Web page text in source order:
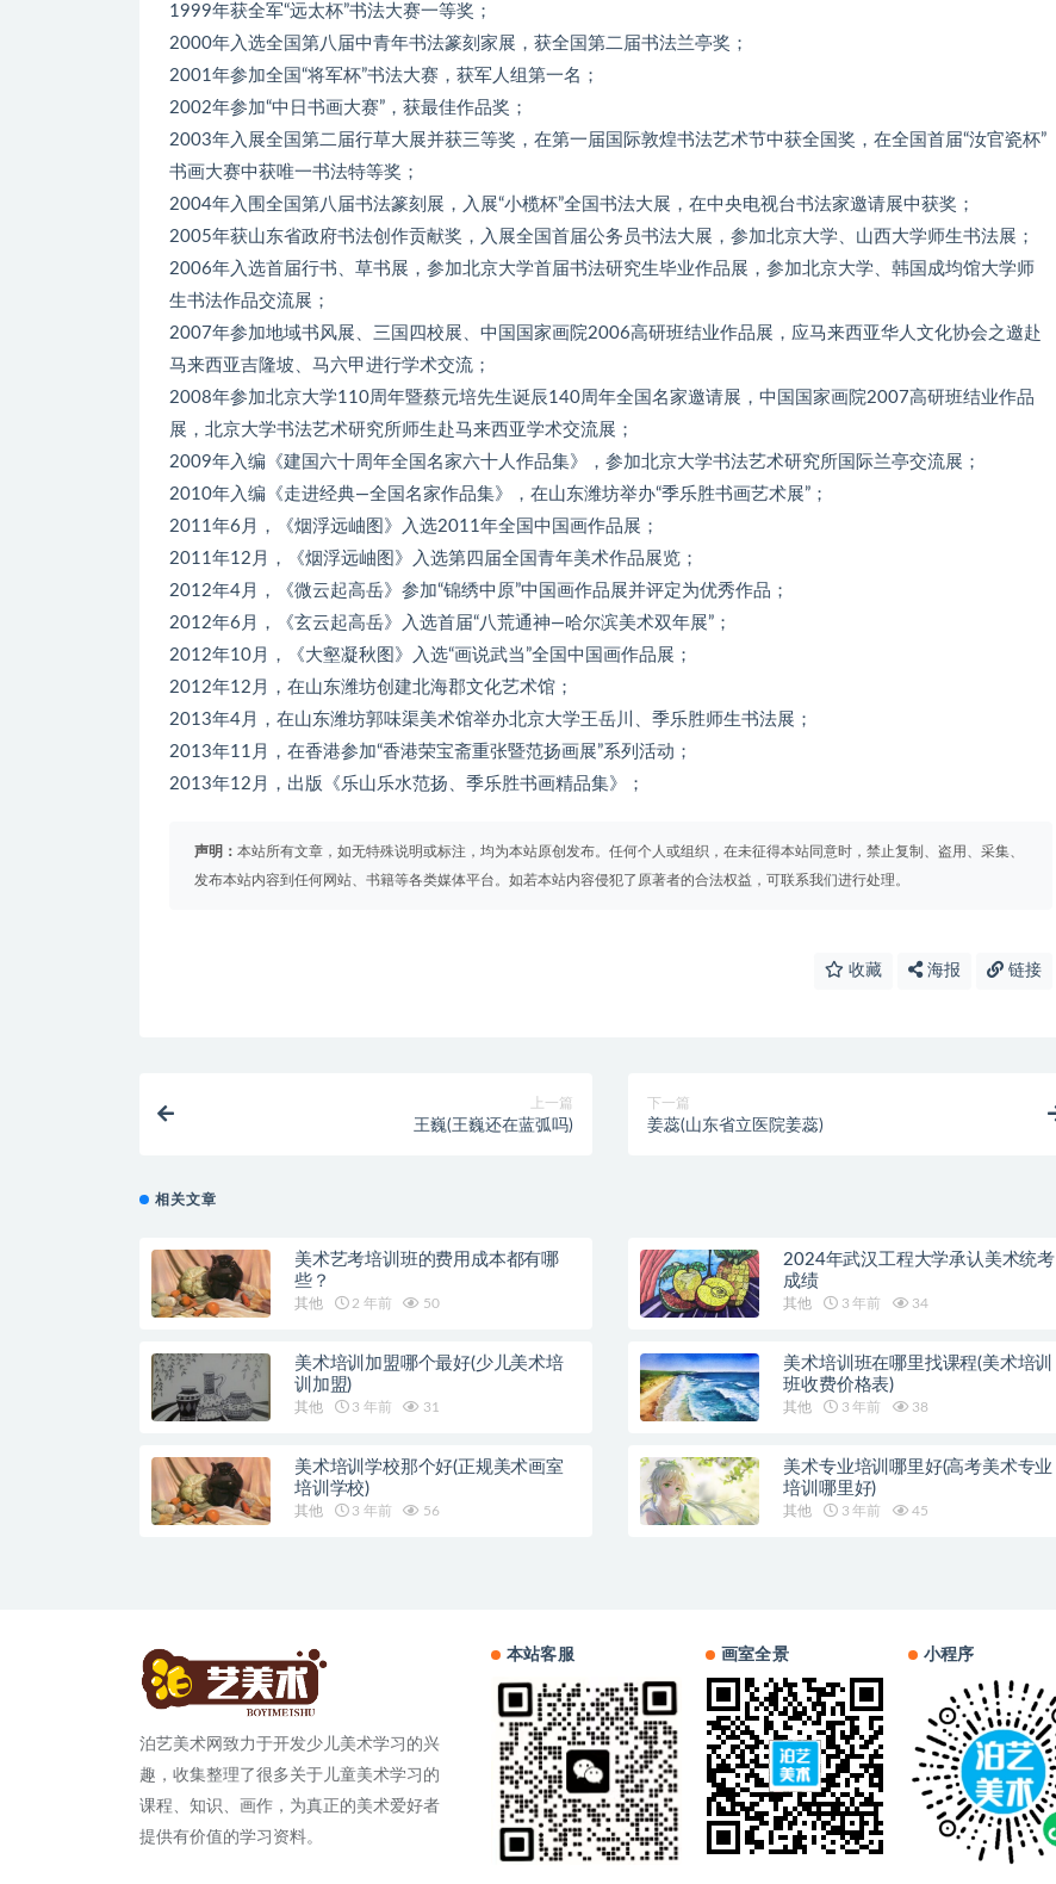
1999年获全军“远太杯”书法大赛一等奖；
2000年入选全国第八届中青年书法篆刻家展，获全国第二届书法兰亭奖；
2001年参加全国“将军杯”书法大赛，获军人组第一名；
2002年参加“中日书画大赛”，获最佳作品奖；
2003年入展全国第二届行草大展并获三等奖，在第一届国际敦煌书法艺术节中获全国奖，在全国首届“汝官瓷杯”
书画大赛中获唯一书法特等奖；
2004年入围全国第八届书法篆刻展，入展“小榄杯”全国书法大展，在中央电视台书法家邀请展中获奖；
2005年获山东省政府书法创作贡献奖，入展全国首届公务员书法大展，参加北京大学、山西大学师生书法展；
2006年入选首届行书、草书展，参加北京大学首届书法研究生毕业作品展，参加北京大学、韩国成均馆大学师
生书法作品交流展；
2007年参加地域书风展、三国四校展、中国国家画院2006高研班结业作品展，应马来西亚华人文化协会之邀赴
马来西亚吉隆坡、马六甲进行学术交流；
2008年参加北京大学110周年暨蔡元培先生诞辰140周年全国名家邀请展，中国国家画院2007高研班结业作品
展，北京大学书法艺术研究所师生赴马来西亚学术交流展；
2009年入编《建国六十周年全国名家六十人作品集》，参加北京大学书法艺术研究所国际兰亭交流展；
2010年入编《走进经典—全国名家作品集》，在山东潍坊举办“季乐胜书画艺术展”；
2011年6月，《烟浮远岫图》入选2011年全国中国画作品展；
2011年12月，《烟浮远岫图》入选第四届全国青年美术作品展览；
2012年4月，《微云起高岳》参加“锦绣中原”中国画作品展并评定为优秀作品；
2012年6月，《玄云起高岳》入选首届“八荒通神—哈尔滨美术双年展”；
2012年10月，《大壑凝秋图》入选“画说武当”全国中国画作品展；
2012年12月，在山东潍坊创建北海郡文化艺术馆；
2013年4月，在山东潍坊郭味渠美术馆举办北京大学王岳川、季乐胜师生书法展；
2013年11月，在香港参加“香港荣宝斋重张暨范扬画展”系列活动；
2013年12月，出版《乐山乐水范扬、季乐胜书画精品集》；
声明： 本站所有文章，如无特殊说明或标注，均为本站原创发布。任何个人或组织，在未征得本站同意时，禁止复制、盗用、采集、
发布本站内容到任何网站、书籍等各类媒体平台。如若本站内容侵犯了原著者的合法权益，可联系我们进行处理。
收藏 海报 链接
上一篇
王巍(王巍还在蓝弧吗)
下一篇
姜蕊(山东省立医院姜蕊)
相关文章
美术艺考培训班的费用成本都有哪
些？
其他 2 年前 50
2024年武汉工程大学承认美术统考
成绩
其他 3 年前 34
美术培训加盟哪个最好(少儿美术培
训加盟)
其他 3 年前 31
美术培训班在哪里找课程(美术培训
班收费价格表)
其他 3 年前 38
美术培训学校那个好(正规美术画室
培训学校)
其他 3 年前 56
美术专业培训哪里好(高考美术专业
培训哪里好)
其他 3 年前 45
泊艺美术网致力于开发少儿美术学习的兴
趣，收集整理了很多关于儿童美术学习的
课程、知识、画作，为真正的美术爱好者
提供有价值的学习资料。
本站客服 画室全景 小程序